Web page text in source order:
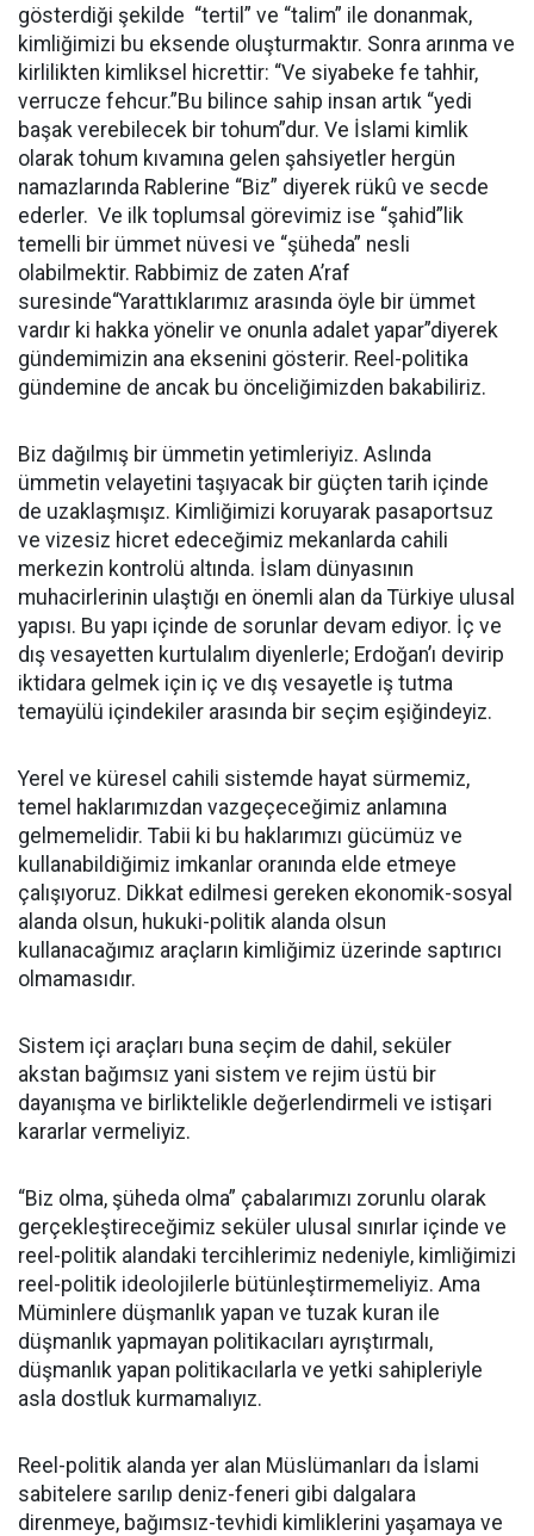
gösterdiği şekilde “tertil” ve “talim” ile donanmak,
kimliğimizi bu eksende oluşturmaktır. Sonra arınma ve
kirlilikten kimliksel hicrettir: “Ve siyabeke fe tahhir,
verrucze fehcur.”Bu bilince sahip insan artık “yedi
başak verebilecek bir tohum”dur. Ve İslami kimlik
olarak tohum kıvamına gelen şahsiyetler hergün
namazlarında Rablerine “Biz” diyerek rükû ve secde
ederler. Ve ilk toplumsal görevimiz ise “şahid”lik
temelli bir ümmet nüvesi ve “şüheda” nesli
olabilmektir. Rabbimiz de zaten A’raf
suresinde“Yarattıklarımız arasında öyle bir ümmet
vardır ki hakka yönelir ve onunla adalet yapar”diyerek
gündemimizin ana eksenini gösterir. Reel-politika
gündemine de ancak bu önceliğimizden bakabiliriz.
Biz dağılmış bir ümmetin yetimleriyiz. Aslında
ümmetin velayetini taşıyacak bir güçten tarih içinde
de uzaklaşmışız. Kimliğimizi koruyarak pasaportsuz
ve vizesiz hicret edeceğimiz mekanlarda cahili
merkezin kontrolü altında. İslam dünyasının
muhacirlerinin ulaştığı en önemli alan da Türkiye ulusal
yapısı. Bu yapı içinde de sorunlar devam ediyor. İç ve
dış vesayetten kurtulalım diyenlerle; Erdoğan’ı devirip
iktidara gelmek için iç ve dış vesayetle iş tutma
temayülü içindekiler arasında bir seçim eşiğindeyiz.
Yerel ve küresel cahili sistemde hayat sürmemiz,
temel haklarımızdan vazgeçeceğimiz anlamına
gelmemelidir. Tabii ki bu haklarımızı gücümüz ve
kullanabildiğimiz imkanlar oranında elde etmeye
çalışıyoruz. Dikkat edilmesi gereken ekonomik-sosyal
alanda olsun, hukuki-politik alanda olsun
kullanacağımız araçların kimliğimiz üzerinde saptırıcı
olmamasıdır.
Sistem içi araçları buna seçim de dahil, seküler
akstan bağımsız yani sistem ve rejim üstü bir
dayanışma ve birliktelikle değerlendirmeli ve istişari
kararlar vermeliyiz.
“Biz olma, şüheda olma” çabalarımızı zorunlu olarak
gerçekleştireceğimiz seküler ulusal sınırlar içinde ve
reel-politik alandaki tercihlerimiz nedeniyle, kimliğimizi
reel-politik ideolojilerle bütünleştirmemeliyiz. Ama
Müminlere düşmanlık yapan ve tuzak kuran ile
düşmanlık yapmayan politikacıları ayrıştırmalı,
düşmanlık yapan politikacılarla ve yetki sahipleriyle
asla dostluk kurmamalıyız.
Reel-politik alanda yer alan Müslümanları da İslami
sabitelere sarılıp deniz-feneri gibi dalgalara
direnmeye, bağımsız-tevhidi kimliklerini yaşamaya ve